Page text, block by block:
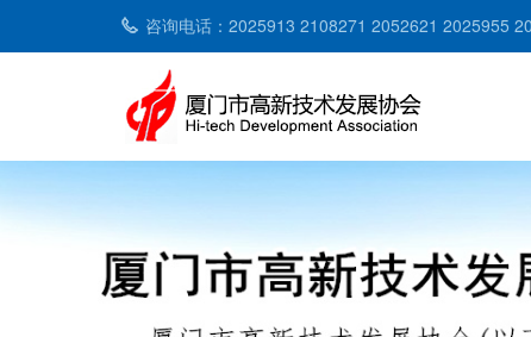
咨询电话：2025913 2108271 2052621 2025955